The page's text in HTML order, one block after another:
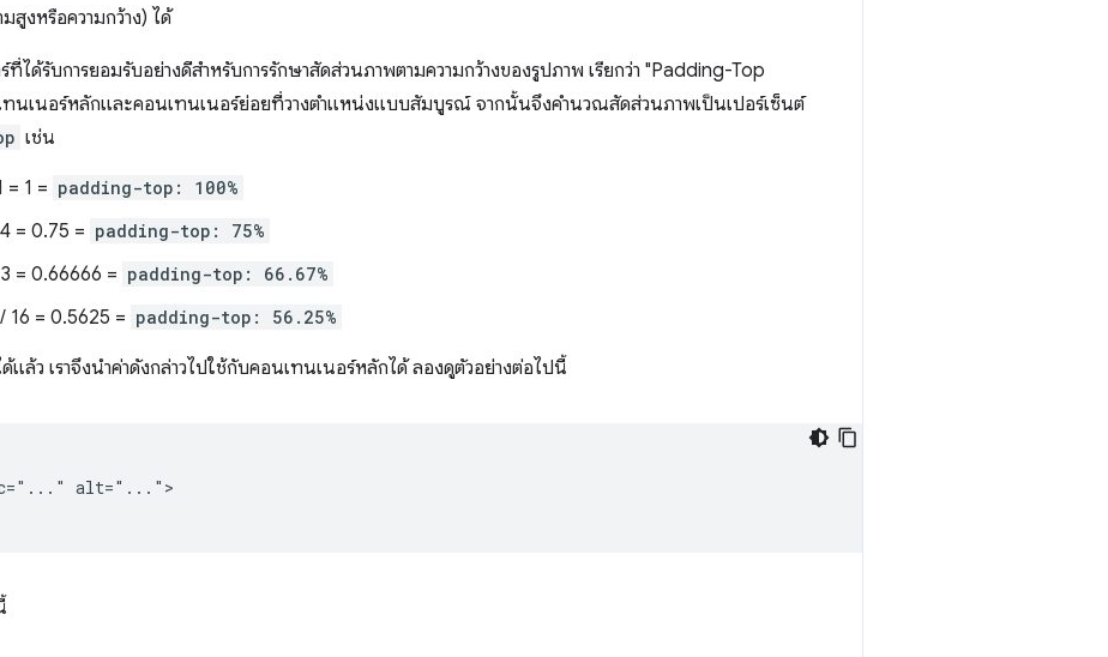
งหรือความกว้าง) ได้
ที่ได้รับการยอมรับอย่างดีสำหรับการรักษาสัดส่วนภาพตามความกว้างของรูปภาพ เรียกว่า "Padding-Top
นเนอร์หลักและคอนเทนเนอร์ย่อยที่วางตำแหน่งแบบสัมบูรณ์ จากนั้นจึงคำนวณสัดส่วนภาพเป็นเปอร์เซ็นต์
เช่น
= 1 = padding-top: 100%
= 0.75 = padding-top: 75%
= 0.66666 = padding-top: 66.67%
16 = 0.5625 = padding-top: 56.25%
แล้ว เราจึงนำค่าดังกล่าวไปใช้กับคอนเทนเนอร์หลักได้ ลองดูตัวอย่างต่อไปนี้
alt="...">